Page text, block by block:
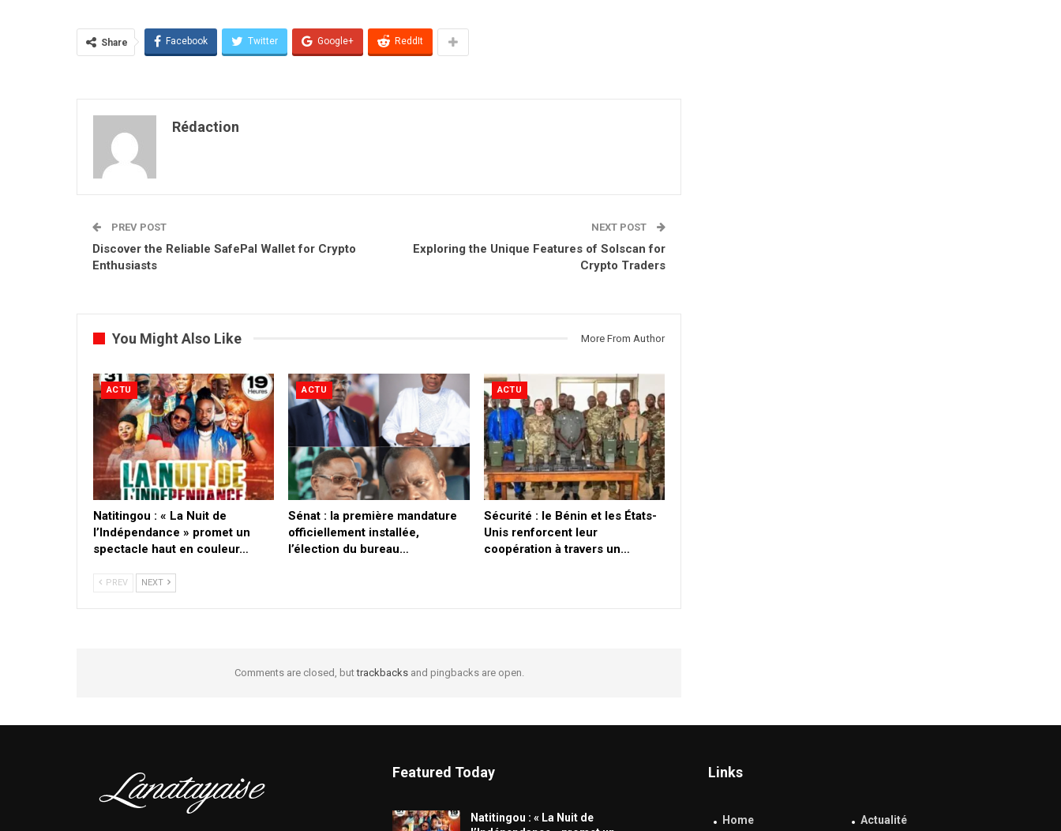
Share Facebook Twitter Google+ ReddIt
Rédaction
PREV POST
Discover the Reliable SafePal Wallet for Crypto
Enthusiasts
NEXT POST
Exploring the Unique Features of Solscan for
Crypto Traders
You Might Also Like More From Author
ACTU
​Natitingou : « La Nuit de
l’Indépendance » promet un
spectacle haut en couleur…
ACTU
Sénat : la première mandature
officiellement installée,
l’élection du bureau…
ACTU
Sécurité : le Bénin et les États-
Unis renforcent leur
coopération à travers un…
PREV NEXT
Comments are closed, buttrackbacksand pingbacks are open.
Featured Today
​Natitingou : « La Nuit de
Links
Home Actualité